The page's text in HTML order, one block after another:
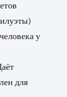
у
для